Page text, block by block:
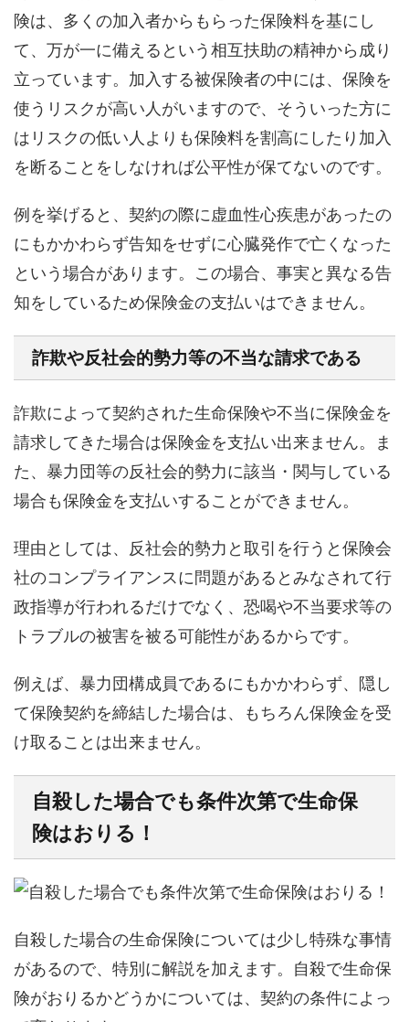
険は、多くの加入者からもらった保険料を基にし
て、万が一に備えるという相互扶助の精神から成り
立っています。加入する被保険者の中には、保険を
使うリスクが高い人がいますので、そういった方に
はリスクの低い人よりも保険料を割高にしたり加入
を断ることをしなければ公平性が保てないのです。
例を挙げると、契約の際に虚血性心疾患があったの
にもかかわらず告知をせずに心臓発作で亡くなった
という場合があります。この場合、事実と異なる告
知をしているため保険金の支払いはできません。
詐欺や反社会的勢力等の不当な請求である
詐欺によって契約された生命保険や不当に保険金を
請求してきた場合は保険金を支払い出来ません。ま
た、暴力団等の反社会的勢力に該当・関与している
場合も保険金を支払いすることができません。
理由としては、反社会的勢力と取引を行うと保険会
社のコンプライアンスに問題があるとみなされて行
政指導が行われるだけでなく、恐喝や不当要求等の
トラブルの被害を被る可能性があるからです。
例えば、暴力団構成員であるにもかかわらず、隠し
て保険契約を締結した場合は、もちろん保険金を受
け取ることは出来ません。
自殺した場合でも条件次第で生命保
険はおりる！
自殺した場合の生命保険については少し特殊な事情
があるので、特別に解説を加えます。自殺で生命保
険がおりるかどうかについては、契約の条件によっ